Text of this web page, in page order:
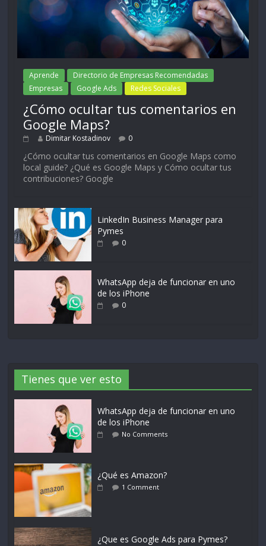
Aprende
Directorio de Empresas Recomendadas
Empresas
Google Ads Redes Sociales
¿Cómo ocultar tus comentarios en
Google Maps?
Dimitar Kostadinov 0
¿Cómo ocultar tus comentarios en Google Maps como
local guide? ¿Qué es Google Maps y Cómo ocultar tus
contribuciones? Google
LinkedIn Business Manager para
Pymes
0
WhatsApp deja de funcionar en uno
de los iPhone
0
Tienes que ver esto
WhatsApp deja de funcionar en uno
de los iPhone
No Comments
¿Qué es Amazon?
1 Comment
¿Que es Google Ads para Pymes?